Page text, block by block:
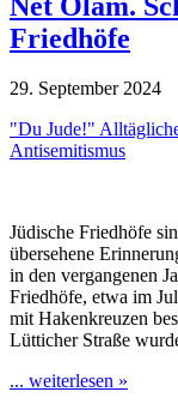
Friedhöfe
29. September 2024
"Du Jude!"
Antisemitismus
Jüdische Friedhöfe
übersehene
in den vergangenen
Friedhöfe, etwa im
mit Hakenkreuzen
Lütticher Straße
... weiterlesen »